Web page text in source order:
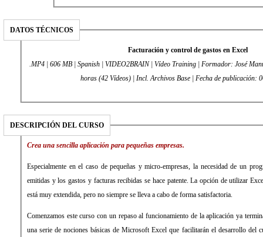
DATOS TÉCNICOS
Facturación y control de gastos en Excel
.MP4 | 606 MB | Spanish | VIDEO2BRAIN | Vídeo Training | Formador: José
horas (42 Vídeos) | Incl. Archivos Base | Fecha de publicación:
DESCRIPCIÓN DEL CURSO
Crea una sencilla aplicación para pequeñas empresas.
Especialmente en el caso de pequeñas y micro-empresas, la necesidad de un
emitidas y los gastos y facturas recibidas se hace patente. La opción de utilizar
está muy extendida, pero no siempre se lleva a cabo de forma satisfactoria.
Comenzamos este curso con un repaso al funcionamiento de la aplicación ya
una serie de nociones básicas de Microsoft Excel que facilitarán el desarrollo del